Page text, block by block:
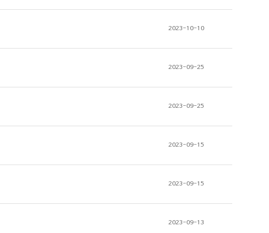
2023-10-10
2023-09-25
2023-09-25
2023-09-15
2023-09-15
2023-09-13